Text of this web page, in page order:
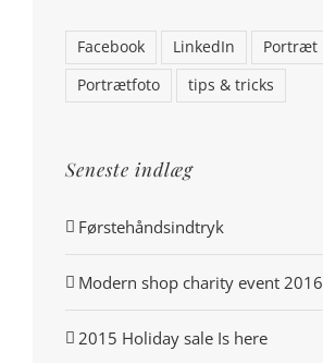
Facebook LinkedIn
Portræt
Portrætfoto
tips & tricks
Seneste indlæg
Førstehåndsindtryk
Modern shop charity event 2016
2015 Holiday sale Is here